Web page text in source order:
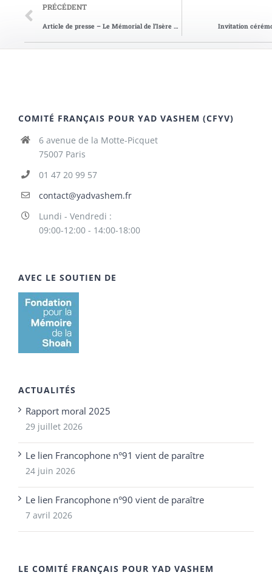
PRÉCÉDENT
Article de presse – Le Mémorial de l’Isère du 02/02/2007 Invitation
COMITÉ FRANÇAIS POUR YAD VASHEM (CFYV)
6 avenue de la Motte-Picquet
75007 Paris
01 47 20 99 57
contact@yadvashem.fr
Lundi - Vendredi :
09:00-12:00 - 14:00-18:00
AVEC LE SOUTIEN DE
ACTUALITÉS
Rapport moral 2025
29 juillet 2026
Le lien Francophone n°91 vient de paraître
24 juin 2026
Le lien Francophone n°90 vient de paraître
7 avril 2026
LE COMITÉ FRANÇAIS POUR YAD VASHEM